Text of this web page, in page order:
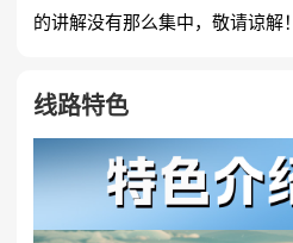
的讲解没有那么集中，敬请谅解！
线路特色